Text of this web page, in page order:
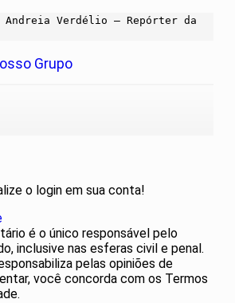
Andreia Verdélio – Repórter da
o login em sua conta!
é o único responsável pelo
inclusive nas esferas civil e penal.
pelas opiniões de
você concorda com os Termos